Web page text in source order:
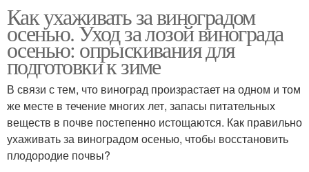
Как ухаживать за виноградом
осенью. Уход за лозой винограда
осенью: опрыскивания для
подготовки к зиме
В связи с тем, что виноград произрастает на одном и том
же месте в течение многих лет, запасы питательных
веществ в почве постепенно истощаются. Как правильно
ухаживать за виноградом осенью, чтобы восстановить
плодородие почвы?